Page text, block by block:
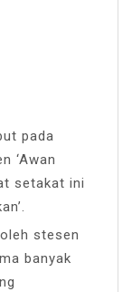
pada
‘Awan
setakat ini
stesen
banyak